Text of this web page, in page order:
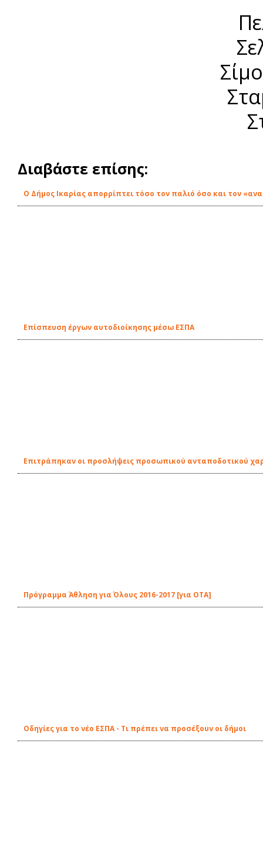
Διαβάστε επίσης:
Ο Δήμος Ικαρίας απορρίπτει τόσο τον παλιό όσο και τον
Επίσπευση έργων αυτοδιοίκησης μέσω ΕΣΠΑ
Επιτράπηκαν οι προσλήψεις προσωπικού ανταποδοτικού
Πρόγραμμα Άθληση για Όλους 2016-2017 [για ΟΤΑ]
Οδηγίες για το νέο ΕΣΠΑ - Τι πρέπει να προσέξουν οι δήμοι